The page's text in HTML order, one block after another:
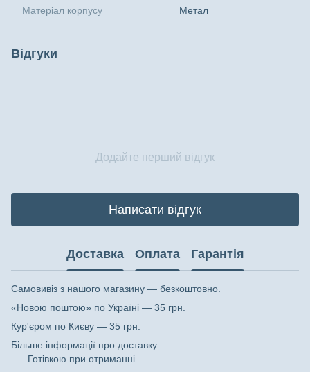
Матеріал корпусу Метал
Відгуки
Додайте перший відгук
Написати відгук
Доставка Оплата Гарантія
Самовивіз з нашого магазину — безкоштовно.
«Новою поштою» по Україні — 35 грн.
Кур'єром по Києву — 35 грн.
Більше інформації про доставку
Готівкою при отриманні